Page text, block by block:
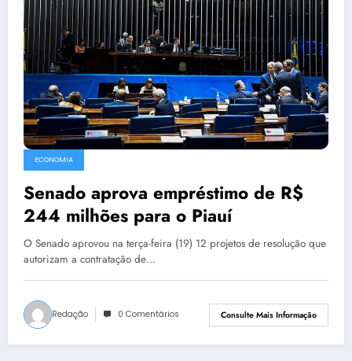
ECONOMIA
Senado aprova empréstimo de R$
244 milhões para o Piauí
O Senado aprovou na terça-feira (19) 12 projetos de resolução que
autorizam a contratação de…
Redação 0 Comentários Consulte Mais Informação